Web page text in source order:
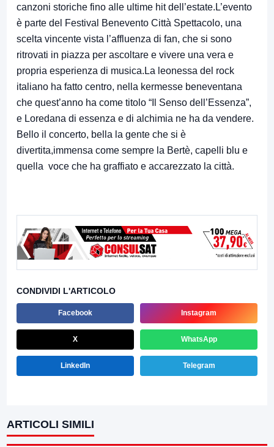
canzoni storiche fino alle ultime hit dell’estate.L’evento
è parte del Festival Benevento Città Spettacolo, una
scelta vincente vista l’affluenza di fan, che si sono
ritrovati in piazza per ascoltare e vivere una vera e
propria esperienza di musica.La leonessa del rock
italiano ha fatto centro, nella kermesse beneventana
che quest’anno ha come titolo “Il Senso dell’Essenza”,
e Loredana di essenza e di alchimia ne ha da vendere.
Bello il concerto, bella la gente che si è
divertita,immensa come sempre la Bertè, capelli blu e
quella voce che ha graffiato e accarezzato la città.
CONDIVIDI L'ARTICOLO
Facebook Instagram
X WhatsApp
LinkedIn Telegram
ARTICOLI SIMILI